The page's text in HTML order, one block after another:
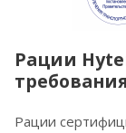
Рации
Рации